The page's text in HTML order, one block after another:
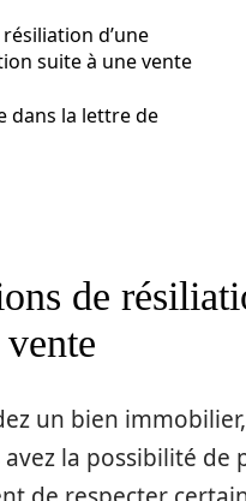
d’une
suite à une vente
dans la lettre de
de
un bien
avez la possibilité